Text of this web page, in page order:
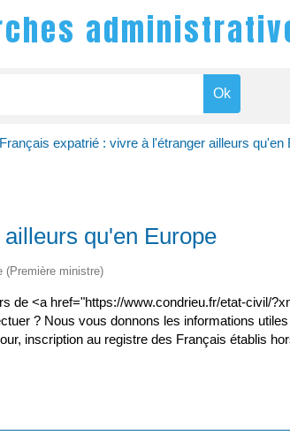
Français expatrié : vivre à l'étranger ailleurs qu'en
qu'en Europe
(Première ministre)
de <a href="https://www.condrieu.fr/etat-civil/
? Nous vous donnons les informations
inscription au registre des Français établis